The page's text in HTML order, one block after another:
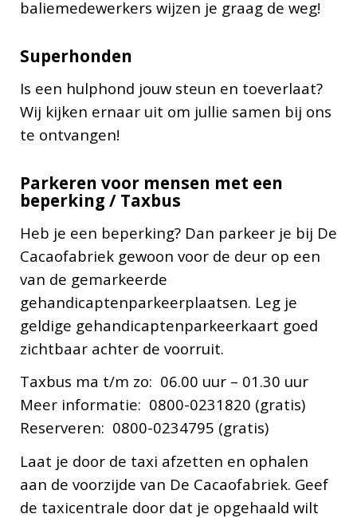
baliemedewerkers wijzen je graag de weg!
Superhonden
Is een hulphond jouw steun en toeverlaat?
Wij kijken ernaar uit om jullie samen bij ons
te ontvangen!
Parkeren voor mensen met een
beperking / Taxbus
Heb je een beperking? Dan parkeer je bij De
Cacaofabriek gewoon voor de deur op een
van de gemarkeerde
gehandicaptenparkeerplaatsen. Leg je
geldige gehandicaptenparkeerkaart goed
zichtbaar achter de voorruit.
Taxbus ma t/m zo: 06.00 uur – 01.30 uur
Meer informatie: 0800-0231820 (gratis)
Reserveren: 0800-0234795 (gratis)
Laat je door de taxi afzetten en ophalen
aan de voorzijde van De Cacaofabriek. Geef
de taxicentrale door dat je opgehaald wilt